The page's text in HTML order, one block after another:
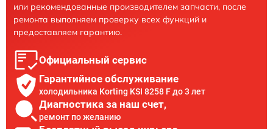
или рекомендованные производителем запчасти, после
ремонта выполняем проверку всех функций и
предоставляем гарантию.
Официальный сервис
Гарантийное обслуживание
холодильника Korting KSI 8258 F до 3 лет
Диагностика за наш счет,
ремонт по желанию